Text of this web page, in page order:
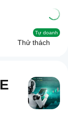
Thử thách
Tự doanh